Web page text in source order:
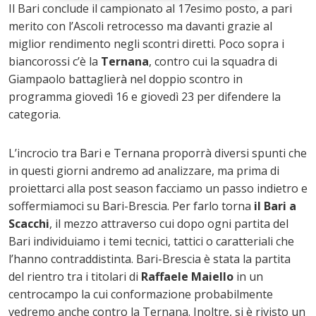
Il Bari conclude il campionato al 17esimo posto, a pari
merito con l’Ascoli retrocesso ma davanti grazie al
miglior rendimento negli scontri diretti. Poco sopra i
biancorossi c’è la Ternana, contro cui la squadra di
Giampaolo battaglierà nel doppio scontro in
programma giovedì 16 e giovedì 23 per difendere la
categoria.
L’incrocio tra Bari e Ternana proporrà diversi spunti che
in questi giorni andremo ad analizzare, ma prima di
proiettarci alla post season facciamo un passo indietro e
soffermiamoci su Bari-Brescia. Per farlo torna il Bari a
Scacchi, il mezzo attraverso cui dopo ogni partita del
Bari individuiamo i temi tecnici, tattici o caratteriali che
l’hanno contraddistinta. Bari-Brescia è stata la partita
del rientro tra i titolari di Raffaele Maiello in un
centrocampo la cui conformazione probabilmente
vedremo anche contro la Ternana. Inoltre, si è rivisto un